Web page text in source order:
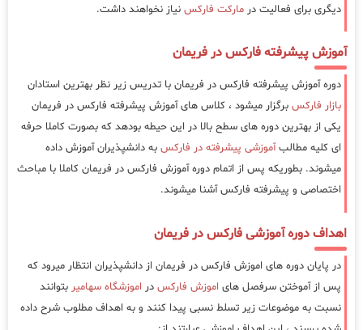
دیگری برای فعالیت در مارکت فارکس نیاز نخواهند داشت.
آموزش پیشرفته فارکس در فریمان
دوره آموزش پیشرفته فارکس در فریمان با تدریس زیر نظر بهترین استادان
بازار فارکس برگزار میشود ، کلاس های آموزش پیشرفته فارکس در فریمان
یکی از بهترین دوره های سطح بالا در این حیطه بودهد که بصورت کاملا حرفه
ای کلیه مطالبآموزشی پیشرفته در فارکس به دانشپذیران آموزش داده
میشوند. بطوریکه پس از اتمام دوره آموزش فارکس در فریمان کاملا با مباحث
اختصاصی و پیشرفته فارکس آشنا میشوند.
اهداف دوره آموزشی فارکس در فریمان
در پایان دوره های اموزش فارکس در فریمان از دانشپذیران انتظار میرود که
پس از آموختن سرفصل های اموزش فارکس در اموزشگاه سهامیر بتوانند
نسبت به موضوعات زیر تسلط نسبی پیدا کنند و به اهداف مطلوب شرح داده